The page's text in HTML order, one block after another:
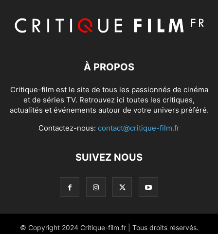
À PROPOS
Critique-film est le site de tous les passionnés de cinéma
et de séries TV. Retrouvez ici toutes les critiques,
actualités et événements autour de votre univers préféré.
Contactez-nous: contact@critique-film.fr
SUIVEZ NOUS
© Copyright 2024 Critique-film.fr | Tous droits réservés.